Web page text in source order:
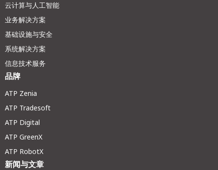
云计算与人工智能
业务解决方案
基础设施与安全
系统解决方案
信息技术服务
品牌
ATP Zenia
ATP Tradesoft
ATP Digital
ATP GreenX
ATP RobotX
新闻与文章